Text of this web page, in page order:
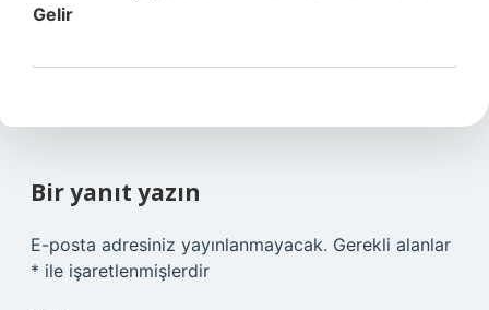
Gelir
Bir yanıt yazın
E-posta adresiniz yayınlanmayacak. Gerekli alanlar
* ile işaretlenmişlerdir